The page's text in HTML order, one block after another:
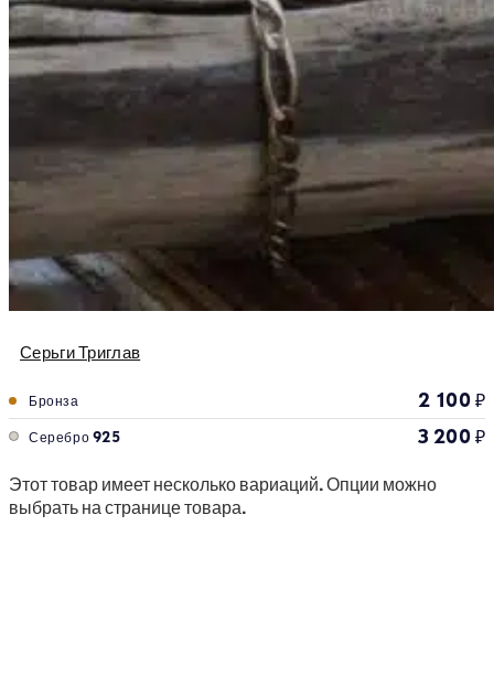
Серьги Триглав
Бронза 2 100₽
Серебро 925 3 200₽
Этот товар имеет несколько вариаций. Опции можно
выбрать на странице товара.